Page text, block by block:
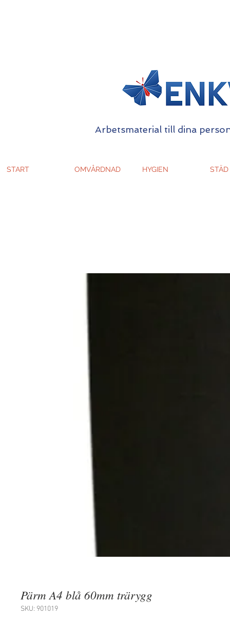
Arbetsmaterial till dina
START OMVÅRDNAD HYGIEN STÄD
Pärm A4 blå 60mm trärygg
SKU: 901019